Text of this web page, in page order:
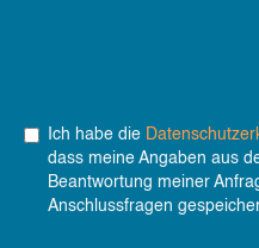
Ich habe die
dass meine Angaben aus
Beantwortung meiner
Anschlussfragen